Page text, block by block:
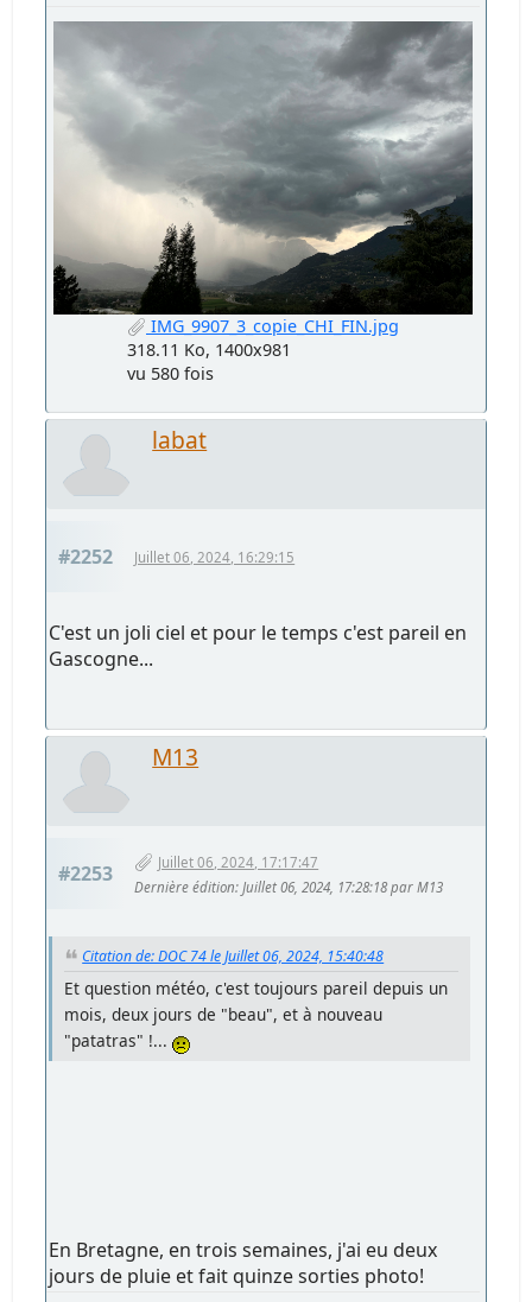
IMG_9907_3_copie_CHI_FIN.jpg
318.11 Ko, 1400x981
vu 580 fois
labat
#2252 Juillet 06, 2024, 16:29:15
C'est un joli ciel et pour le temps c'est pareil en
Gascogne...
M13
#2253
Juillet 06, 2024, 17:17:47
Dernière édition: Juillet 06, 2024, 17:28:18 par M13
Citation de: DOC 74 le Juillet 06, 2024, 15:40:48
Et question météo, c'est toujours pareil depuis un
mois, deux jours de "beau", et à nouveau
"patatras" !...
En Bretagne, en trois semaines, j'ai eu deux
jours de pluie et fait quinze sorties photo!